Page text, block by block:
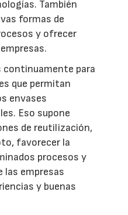
También
formas de
y ofrecer
continuamente para
que permitan
envases
Eso supone
de reutilización,
favorecer la
procesos y
las empresas
y buenas